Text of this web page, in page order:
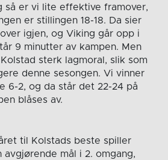
så er vi lite effektive framover,
er stillingen 18-18. Da sier
igjen, og Viking går opp i
9 minutter av kampen. Men
sterk lagmoral, slik som
denne sesongen. Vi vinner
6-2, og da står det 22-24 på
blåses av.
til Kolstads beste spiller
mål i 2. omgang,